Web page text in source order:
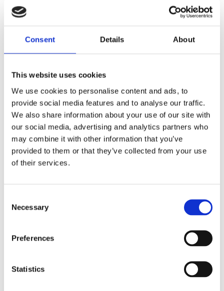
Consent Details About
This website uses cookies
We use cookies to personalise content and ads, to
provide social media features and to analyse our traffic.
We also share information about your use of our site with
our social media, advertising and analytics partners who
may combine it with other information that you’ve
provided to them or that they’ve collected from your use
of their services.
Selection
Necessary
Preferences
Statistics
opterećenje te poboljšavajući zdravlje stopala.
IZABERITE VELIČINU
Cloud Stride